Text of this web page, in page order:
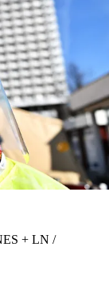
+ LN /